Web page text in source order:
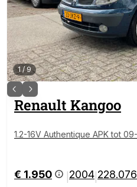
1/9
Renault Kangoo
1.2-16V Authentique APK tot
€ 1.950 2004